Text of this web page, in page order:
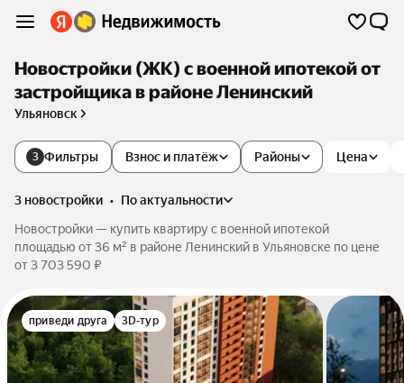
Новостройки (ЖК) с военной ипотекой от
застройщика в районе Ленинский
Ульяновск
3 Фильтры Цена
Взнос и платёж Районы
3 новостройки •
по актуальности
Новостройки — купить квартиру с военной ипотекой
площадью от 36 м² в районе Ленинский в Ульяновске по цене
от 3 703 590 ₽
приведи друга 3D-тур